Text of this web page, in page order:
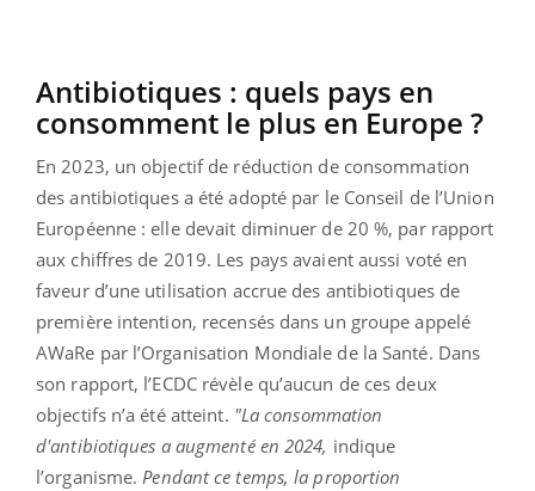
Antibiotiques : quels pays en
consomment le plus en Europe ?
En 2023, un objectif de réduction de consommation
des antibiotiques a été adopté par le Conseil de l’Union
Européenne : elle devait diminuer de 20 %, par rapport
aux chiffres de 2019. Les pays avaient aussi voté en
faveur d’une utilisation accrue des antibiotiques de
première intention, recensés dans un groupe appelé
AWaRe par l’Organisation Mondiale de la Santé. Dans
son rapport, l’ECDC révèle qu’aucun de ces deux
objectifs n’a été atteint. "La consommation
d'antibiotiques a augmenté en 2024, indique
l’organisme.Pendant ce temps, la proportion